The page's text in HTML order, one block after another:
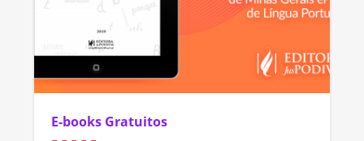
E-books Gratuitos